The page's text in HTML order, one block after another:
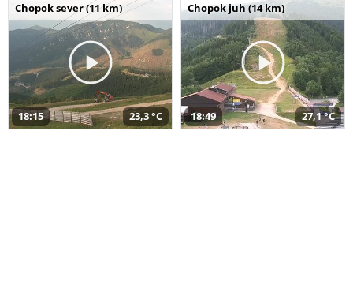
Chopok sever (11 km)
18:15 23,3 °C
Chopok juh (14 km)
18:49 27,1 °C